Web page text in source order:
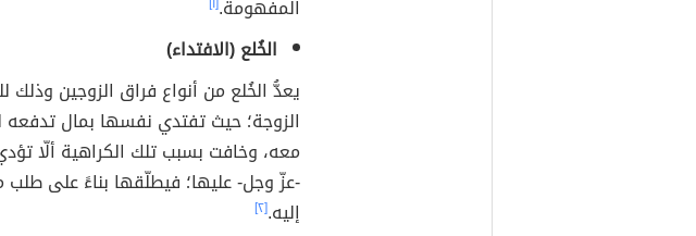
المفهومة.
الخُلع (الافتداء)
يعدُّ الخُلع من أنواع فراق الزوجين
الزوجة؛ حيث تفتدي نفسها بمال تدفعه
معه، وخافت بسبب تلك الكراهية ألّا
-عزّ وجل- عليها؛ فيطلّقها بناءً على
إليه.[٢]